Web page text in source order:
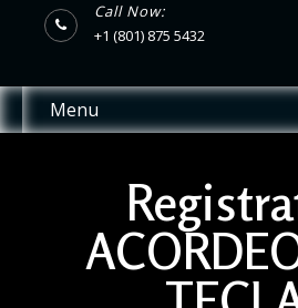
Call Now:
+1 (801) 875 5432
Menu